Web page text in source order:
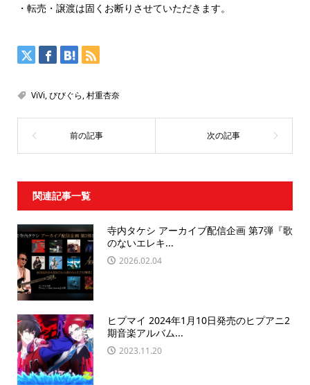
・転売・譲渡は固くお断りさせていただきます。
ViVi,びびぐら,村重杏奈
関連記事一覧
寺内タケシ アーカイブ配信企画 第7弾『歌
のないエレキ...
2026.02.04
ヒプマイ 2024年1月10日発売のヒプアニ2
期音楽アルバム...
2023.11.20